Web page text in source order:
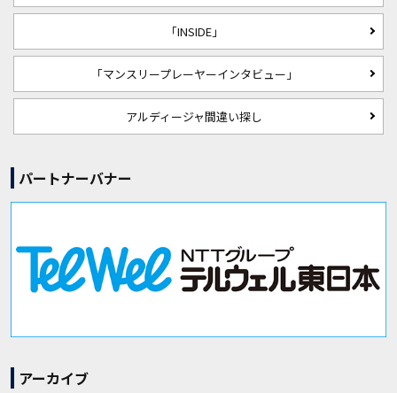
「INSIDE」
「マンスリープレーヤーインタビュー」
アルディージャ間違い探し
パートナーバナー
アーカイブ